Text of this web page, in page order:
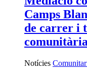
Camps
de carrer i
comunitària
Notícies